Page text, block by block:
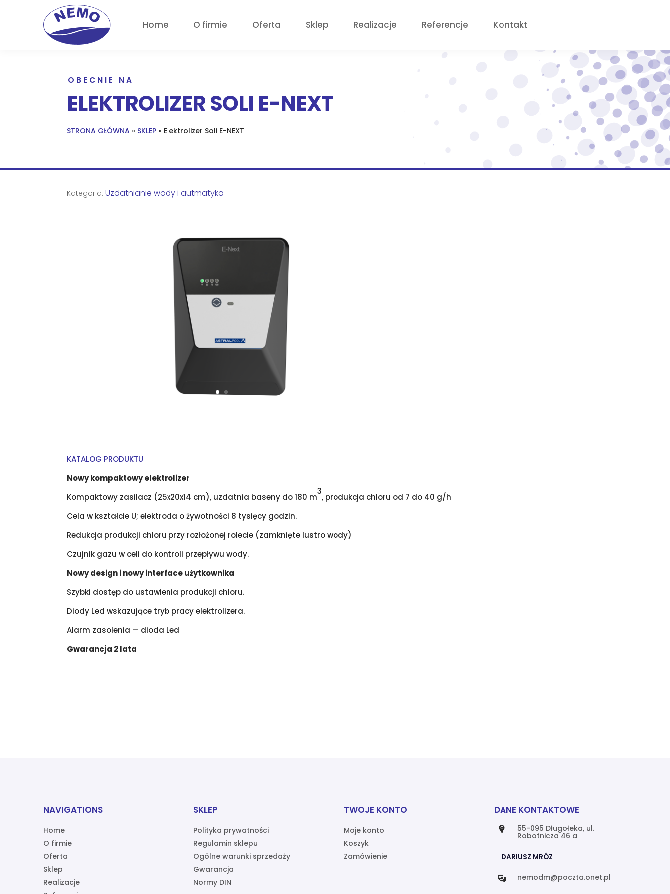
Home O firmie Oferta Sklep Realizacje Referencje Kontakt
OBECNIE NA
ELEKTROLIZER SOLI E-NEXT
STRONA GŁÓWNA » SKLEP » Elektrolizer Soli E-NEXT
Kategoria:Uzdatnianie wody i autmatyka
KATALOG PRODUKTU
Nowy kompaktowy elektrolizer
Kompaktowy zasilacz (25x20x14 cm), uzdatnia baseny do 180 m
3
, produkcja chloru od 7 do 40 g/h
Cela w kształcie U; elektroda o żywotności 8 tysięcy godzin.
Redukcja produkcji chloru przy rozłożonej rolecie (zamknięte lustro wody)
Czujnik gazu w celi do kontroli przepływu wody.
Nowy design i nowy interface użytkownika
Szybki dostęp do ustawienia produkcji chloru.
Diody Led wskazujące tryb pracy elektrolizera.
Alarm zasolenia — dioda Led
Gwarancja 2 lata
NAVIGATIONS
Home
O firmie
Oferta
Sklep
Realizacje
SKLEP
Polityka prywatności
Regulamin sklepu
Ogólne warunki sprzedaży
Gwarancja
Normy DIN
TWOJE KONTO
Moje konto
Koszyk
Zamówienie
DANE KONTAKTOWE
55-095 Długołeka, ul.
Robotnicza 46 a
DARIUSZ MRÓZ
nemodm@poczta.onet.pl